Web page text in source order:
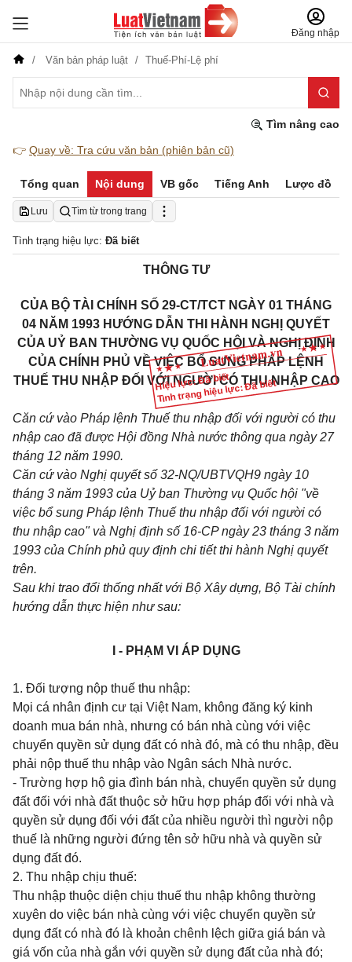
Đăng nhập
Văn bản pháp luật Thuế-Phí-Lệ phí
Tìm nâng cao
👉 Quay về: Tra cứu văn bản (phiên bản cũ)
Tổng quan Nội dung VB gốc Tiếng Anh Lược đồ
Lưu Tìm từ trong trang
Tình trạng hiệu lực: Đã biết
Hiệu lực: Đã biết
Tình trạng hiệu lực: Đã biết
THÔNG TƯ
CỦA BỘ TÀI CHÍNH SỐ 29-CT/TCT NGÀY 01 THÁNG
04 NĂM 1993 HƯỚNG DẪN THI HÀNH NGHỊ QUYẾT
CỦA UỶ BAN THƯỜNG VỤ QUỐC HỘI VÀ NGHỊ ĐỊNH
CỦA CHÍNH PHỦ VỀ VIỆC BỔ SUNG PHÁP LỆNH
THUẾ THU NHẬP ĐỐI VỚI NGƯỜI CÓ THU NHẬP CAO
Căn cứ vào Pháp lệnh Thuế thu nhập đối với người có thu
nhập cao đã được Hội đồng Nhà nước thông qua ngày 27
tháng 12 năm 1990.
Căn cứ vào Nghị quyết số 32-NQ/UBTVQH9 ngày 10
tháng 3 năm 1993 của Uỷ ban Thường vụ Quốc hội "về
việc bổ sung Pháp lệnh Thuế thu nhập đối với người có
thu nhập cao" và Nghị định số 16-CP ngày 23 tháng 3 năm
1993 của Chính phủ quy định chi tiết thi hành Nghị quyết
trên.
Sau khi trao đổi thống nhất với Bộ Xây dựng, Bộ Tài chính
hướng dẫn thực hiện như sau:
I - PHẠM VI ÁP DỤNG
1. Đối tượng nộp thuế thu nhập:
Mọi cá nhân định cư tại Việt Nam, không đăng ký kinh
doanh mua bán nhà, nhưng có bán nhà cùng với việc
chuyển quyền sử dụng đất có nhà đó, mà có thu nhập, đều
phải nộp thuế thu nhập vào Ngân sách Nhà nước.
- Trường hợp hộ gia đình bán nhà, chuyển quyền sử dụng
đất đối với nhà đất thuộc sở hữu hợp pháp đối với nhà và
quyền sử dụng đối với đất của nhiều người thì người nộp
thuế là những người đứng tên sở hữu nhà và quyền sử
dụng đất đó.
2. Thu nhập chịu thuế:
Thu nhập thuộc diện chịu thuế thu nhập không thường
xuyên do việc bán nhà cùng với việc chuyển quyền sử
dụng đất có nhà đó là khoản chênh lệch giữa giá bán và
giá vốn của nhà gắn với quyền sử dụng đất của nhà đó;